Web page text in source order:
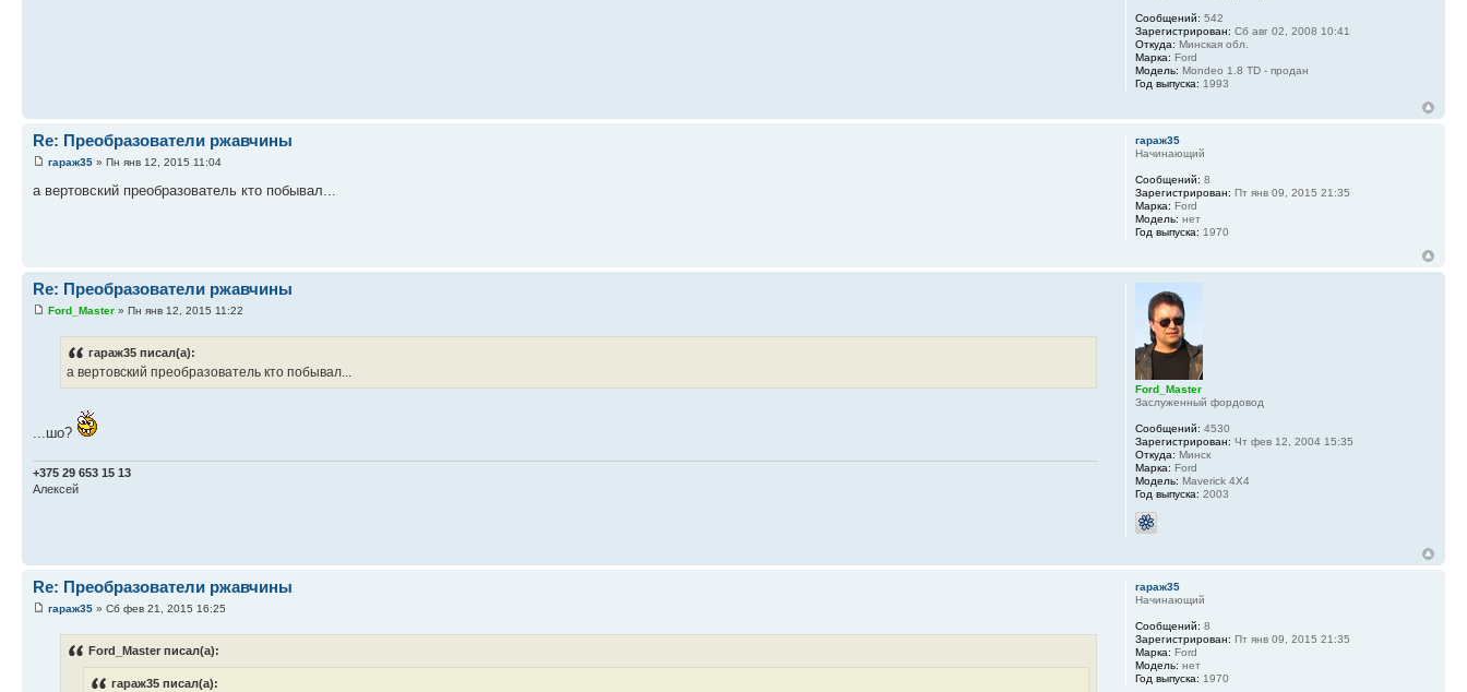
Сообщений: 542
Зарегистрирован: Сб авг 02, 2008 10:41
Откуда: Минская обл.
Марка: Ford
Модель: Mondeo 1.8 TD - продан
Год выпуска: 1993
Re: Преобразователи ржавчины
гараж35 » Пн янв 12, 2015 11:04
а вертовский преобразователь кто побывал...
гараж35
Начинающий
Сообщений: 8
Зарегистрирован: Пт янв 09, 2015 21:35
Марка: Ford
Модель: нет
Год выпуска: 1970
Re: Преобразователи ржавчины
Ford_Master » Пн янв 12, 2015 11:22
гараж35 писал(а):
а вертовский преобразователь кто побывал...
...шо?
+375 29 653 15 13
Алексей
Ford_Master
Заслуженный фордовод
Сообщений: 4530
Зарегистрирован: Чт фев 12, 2004 15:35
Откуда: Минск
Марка: Ford
Модель: Maverick 4X4
Год выпуска: 2003
Re: Преобразователи ржавчины
гараж35 » Сб фев 21, 2015 16:25
Ford_Master писал(а):
гараж35 писал(а):
гараж35
Начинающий
Сообщений: 8
Зарегистрирован: Пт янв 09, 2015 21:35
Марка: Ford
Модель: нет
Год выпуска: 1970